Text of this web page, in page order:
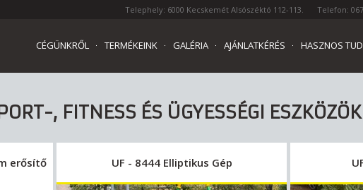
Telephely: 6000 Kecskemét Alsószéktó 112-113. Telefon:
CÉGÜNKRŐL TERMÉKEINK GALÉRIA AJÁNLATKÉRÉS HASZNOS
, FITNESS ÉS ÜGYESSÉGI ESZKÖZÖK
erősítő
UF - 8444 Elliptikus Gép